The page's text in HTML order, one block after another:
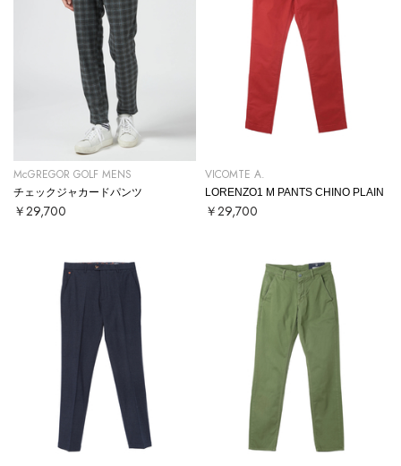
McGREGOR GOLF MENS
チェックジャカードパンツ
￥29,700
VICOMTE A.
LORENZO1 M PANTS CHINO PLAIN
￥29,700